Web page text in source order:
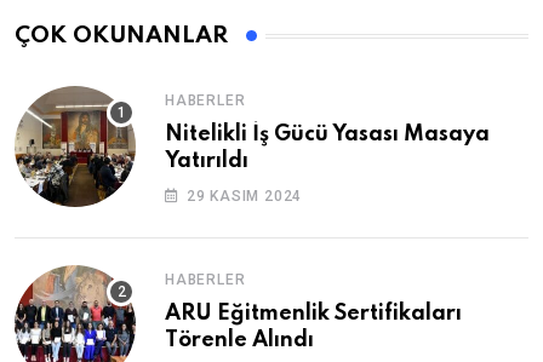
ÇOK OKUNANLAR
HABERLER
Nitelikli İş Gücü Yasası Masaya
Yatırıldı
29 KASIM 2024
HABERLER
ARU Eğitmenlik Sertifikaları
Törenle Alındı